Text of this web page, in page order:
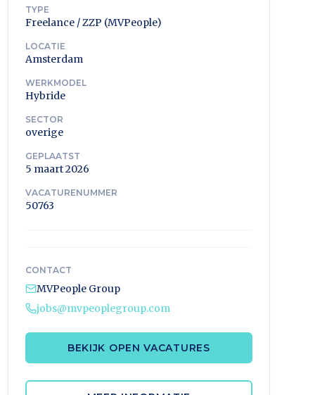
TYPE
Freelance / ZZP (MVPeople)
LOCATIE
Amsterdam
WERKMODEL
Hybride
SECTOR
overige
GEPLAATST
5 maart 2026
VACATURENUMMER
50763
CONTACT
MVPeople Group
jobs@mvpeoplegroup.com
BEKIJK OPEN VACATURES